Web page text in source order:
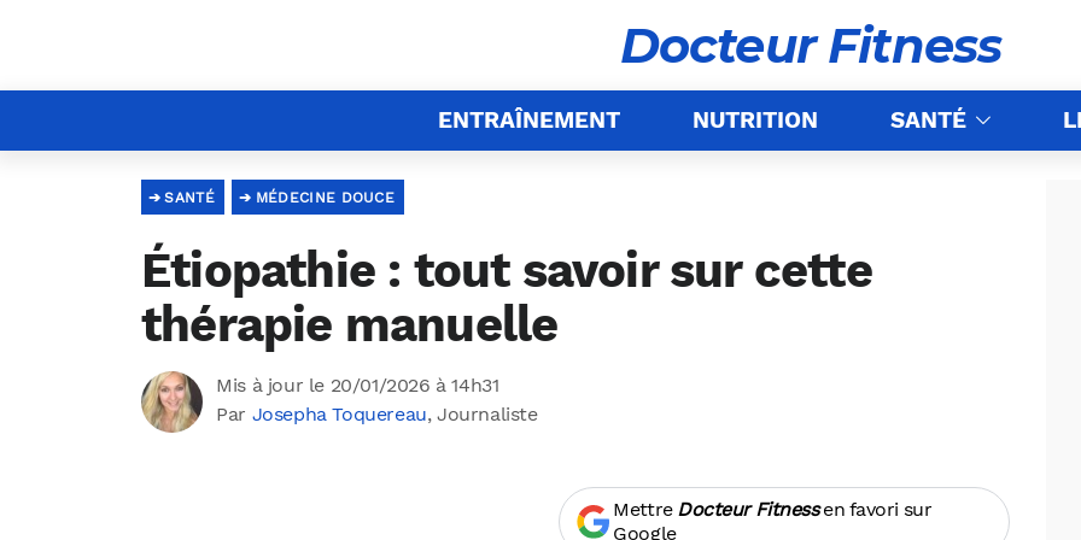
Docteur Fitness
ENTRAÎNEMENT NUTRITION SANTÉ
MÉDECINE DOUCE
SANTÉ
Étiopathie : tout savoir sur cette
thérapie manuelle
Mis à jour le 20/01/2026 à 14h31
Par Josepha Toquereau, Journaliste
Mettre Docteur Fitnessen favori sur
Google